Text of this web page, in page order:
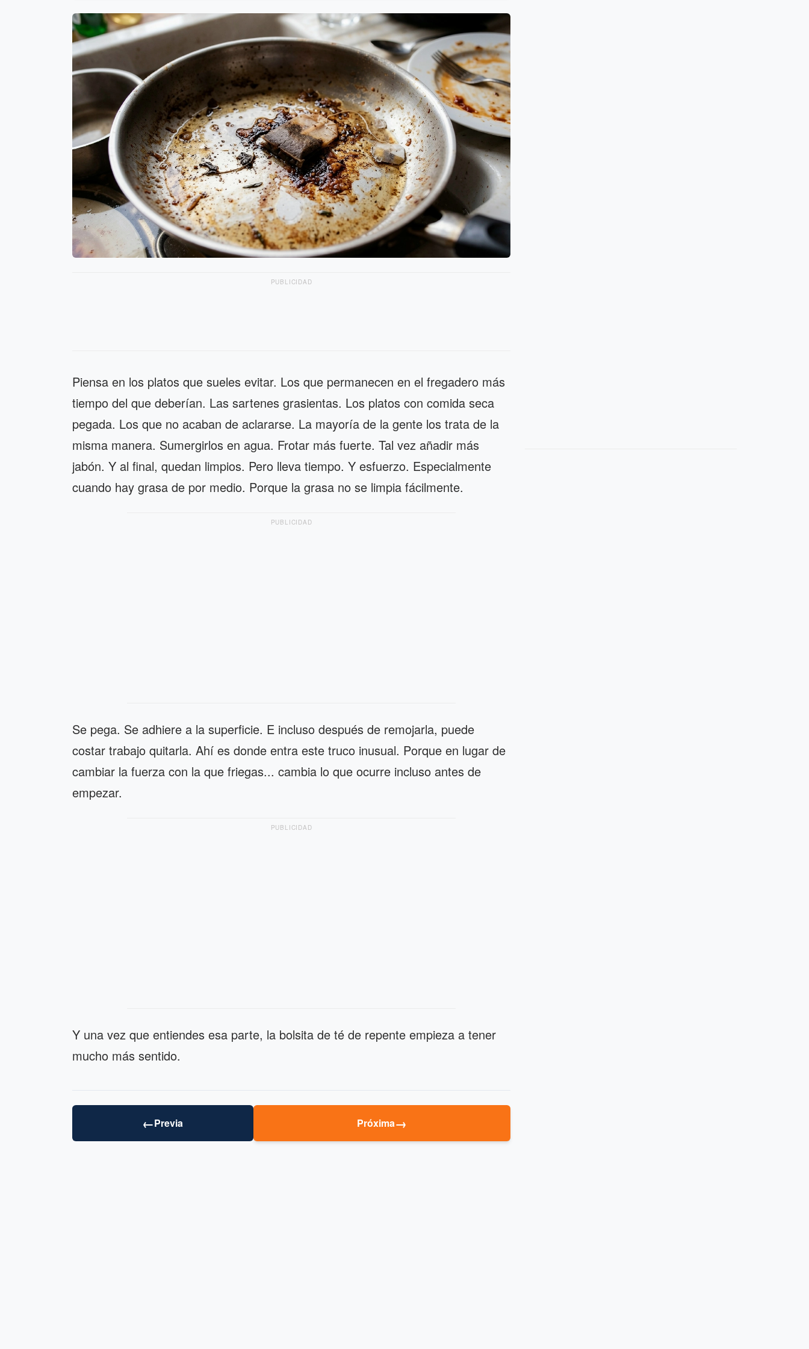
PUBLICIDAD
Piensa en los platos que sueles evitar. Los que permanecen en el fregadero más
tiempo del que deberían. Las sartenes grasientas. Los platos con comida seca
pegada. Los que no acaban de aclararse. La mayoría de la gente los trata de la
misma manera. Sumergirlos en agua. Frotar más fuerte. Tal vez añadir más
jabón. Y al final, quedan limpios. Pero lleva tiempo. Y esfuerzo. Especialmente
cuando hay grasa de por medio. Porque la grasa no se limpia fácilmente.
PUBLICIDAD
Se pega. Se adhiere a la superficie. E incluso después de remojarla, puede
costar trabajo quitarla. Ahí es donde entra este truco inusual. Porque en lugar de
cambiar la fuerza con la que friegas... cambia lo que ocurre incluso antes de
empezar.
PUBLICIDAD
Y una vez que entiendes esa parte, la bolsita de té de repente empieza a tener
mucho más sentido.
←Previa Próxima→